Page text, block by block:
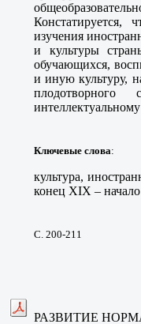
Констатируется,
изучения
и культуры
обучающихся,
и иную культуру,
плодотворного
Ключевые слова:
культура,
конец XIX –
С. 200-211
РАЗВИТИЕ